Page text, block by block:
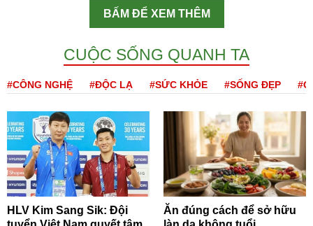
BẤM ĐỂ XEM THÊM
CUỘC SỐNG QUANH TA
#CÔNG NGHỆ #ĐỘC LẠ #SỨC KHỎE #SỐNG ĐẸP
HLV Kim Sang Sik: Đội
Ăn đúng cách để sở hữu